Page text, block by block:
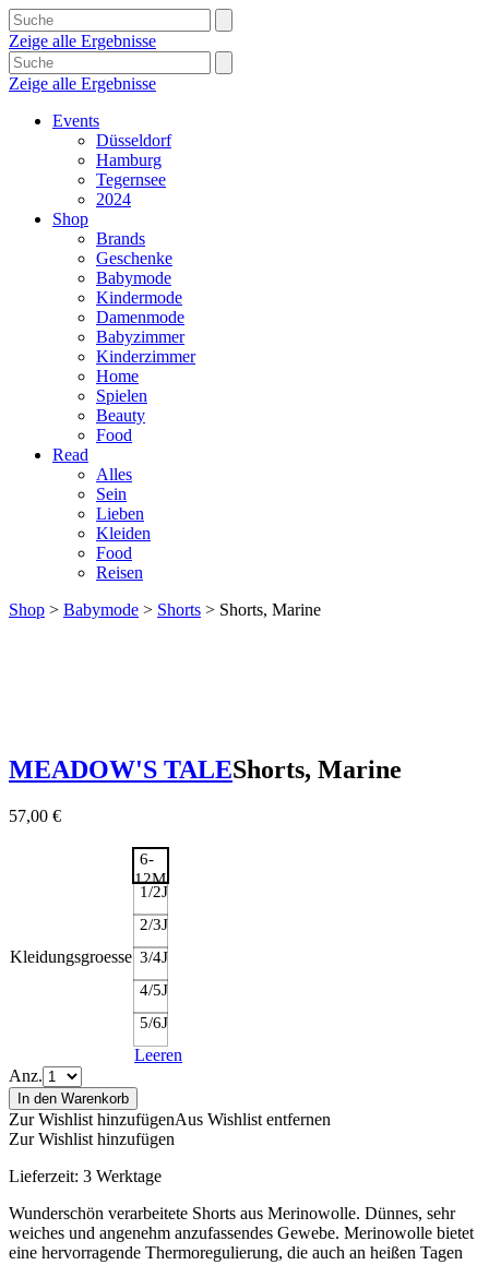
Zeige alle Ergebnisse
Zeige alle Ergebnisse
Events
Düsseldorf
Hamburg
Tegernsee
2024
Shop
Brands
Geschenke
Babymode
Kindermode
Damenmode
Babyzimmer
Kinderzimmer
Home
Spielen
Beauty
Food
Read
Alles
Sein
Lieben
Kleiden
Food
Reisen
Shop > Babymode > Shorts > Shorts, Marine
MEADOW'S TALEShorts, Marine
57,00 €
Kleidungsgroesse
6-
12M
1/2J
2/3J
3/4J
4/5J
5/6J
Leeren
Anz.
In den Warenkorb
Zur Wishlist hinzufügenAus Wishlist entfernen
Zur Wishlist hinzufügen
Lieferzeit: 3 Werktage
Wunderschön verarbeitete Shorts aus Merinowolle. Dünnes, sehr
weiches und angenehm anzufassendes Gewebe. Merinowolle bietet
eine hervorragende Thermoregulierung, die auch an heißen Tagen